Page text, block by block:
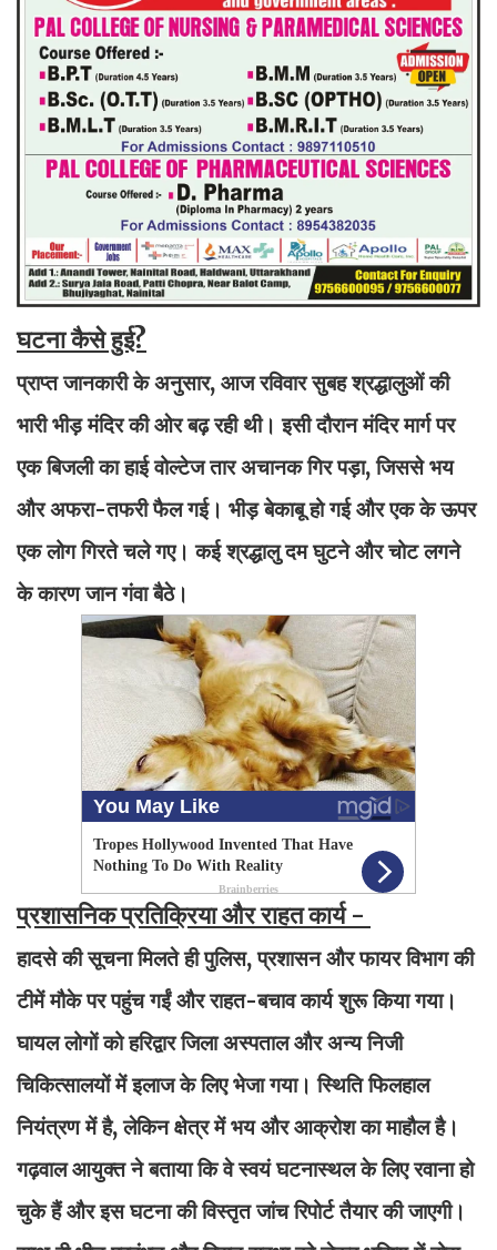
घटना कैसे हुई?
प्राप्त जानकारी के अनुसार, आज रविवार सुबह श्रद्धालुओं की
भारी भीड़ मंदिर की ओर बढ़ रही थी। इसी दौरान मंदिर मार्ग पर
एक बिजली का हाई वोल्टेज तार अचानक गिर पड़ा, जिससे भय
और अफरा-तफरी फैल गई। भीड़ बेकाबू हो गई और एक के ऊपर
एक लोग गिरते चले गए। कई श्रद्धालु दम घुटने और चोट लगने
के कारण जान गंवा बैठे।
प्रशासनिक प्रतिक्रिया और राहत कार्य -
हादसे की सूचना मिलते ही पुलिस, प्रशासन और फायर विभाग की
टीमें मौके पर पहुंच गईं और राहत-बचाव कार्य शुरू किया गया।
घायल लोगों को हरिद्वार जिला अस्पताल और अन्य निजी
चिकित्सालयों में इलाज के लिए भेजा गया। स्थिति फिलहाल
नियंत्रण में है, लेकिन क्षेत्र में भय और आक्रोश का माहौल है।
गढ़वाल आयुक्त ने बताया कि वे स्वयं घटनास्थल के लिए रवाना हो
चुके हैं और इस घटना की विस्तृत जांच रिपोर्ट तैयार की जाएगी।